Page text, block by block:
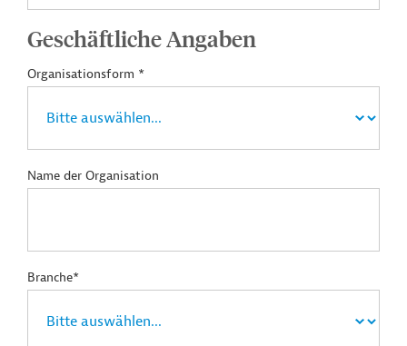
Geschäftliche Angaben
Organisationsform *
Name der Organisation
Branche*